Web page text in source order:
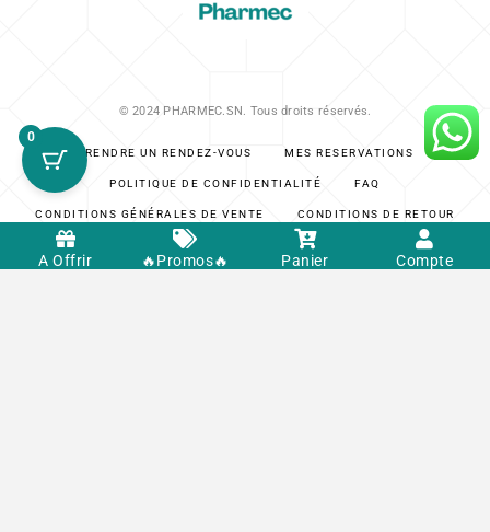
© 2024 PHARMEC.SN. Tous droits réservés.
PRENDRE UN RENDEZ-VOUS MES RÉSERVATIONS
POLITIQUE DE CONFIDENTIALITÉ FAQ
CONDITIONS GÉNÉRALES DE VENTE CONDITIONS DE RETOUR
0
A Offrir 🔥Promos🔥 Panier Compte